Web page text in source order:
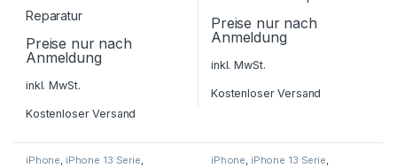
Preise nur nach
Anmeldung
inkl. MwSt.
Kostenloser Versand
Preise nur nach
Anmeldung
inkl. MwSt.
Kostenloser Versand
iPhone, iPhone 13 Serie, iPhone, iPhone 13 Serie,